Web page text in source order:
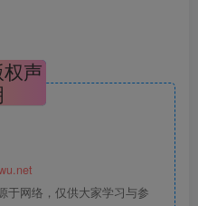
声
于网络，仅供大家学习与参